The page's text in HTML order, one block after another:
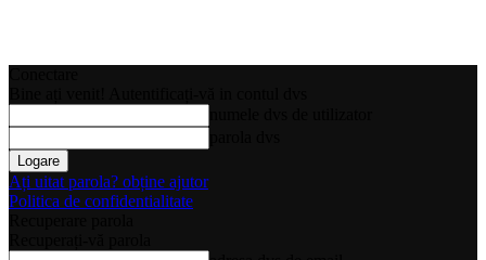
Ați uitat parola? obține ajutor
Politica de confidentialitate